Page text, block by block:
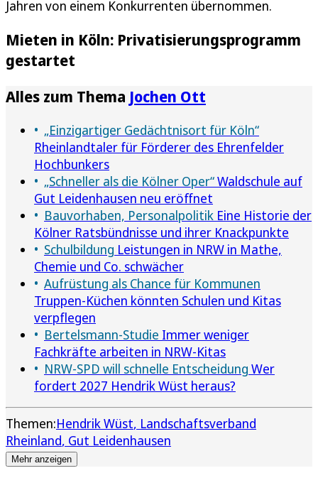
Jahren von einem Konkurrenten übernommen.
Mieten in Köln: Privatisierungsprogramm
gestartet
Alles zum Thema Jochen Ott
„Einzigartiger Gedächtnisort für Köln“
Rheinlandtaler für Förderer des Ehrenfelder
Hochbunkers
„Schneller als die Kölner Oper“Waldschule auf
Gut Leidenhausen neu eröffnet
Bauvorhaben, Personalpolitik Eine Historie der
Kölner Ratsbündnisse und ihrer Knackpunkte
Schulbildung Leistungen in NRW in Mathe,
Chemie und Co. schwächer
Aufrüstung als Chance für Kommunen
Truppen-Küchen könnten Schulen und Kitas
verpflegen
Bertelsmann-Studie Immer weniger
Fachkräfte arbeiten in NRW-Kitas
NRW-SPD will schnelle Entscheidung Wer
fordert 2027 Hendrik Wüst heraus?
Themen:Hendrik Wüst Landschaftsverband
Rheinland Gut Leidenhausen
Mehr anzeigen